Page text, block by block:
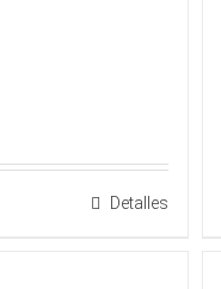
Detalles